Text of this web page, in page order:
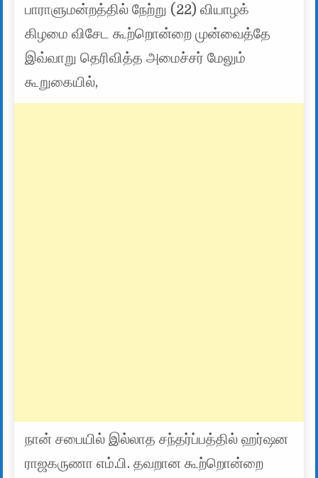
பாராளுமன்றத்தில் நேற்று (22) வியாழக்
கிழமை விசேட கூற்றொன்றை முன்வைத்தே
இவ்வாறு தெரிவித்த அமைச்சர் மேலும்
கூறுகையில்,
நான் சபையில் இல்லாத சந்தர்ப்பத்தில் ஹர்ஷன
ராஜகருணா எம்.பி. தவறான கூற்றொன்றை